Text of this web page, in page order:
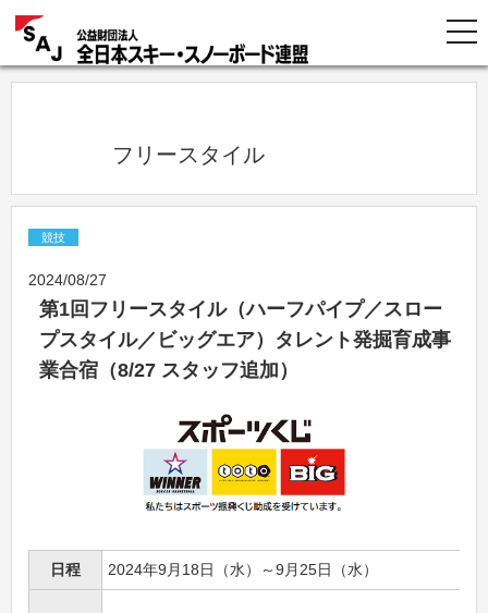
            フリースタイル
競技
2024/08/27
第1回フリースタイル（ハーフパイプ／スロー
プスタイル／ビッグエア）タレント発掘育成事
業合宿（8/27 スタッフ追加）
日程 2024年9月18日（水）～9月25日（水）